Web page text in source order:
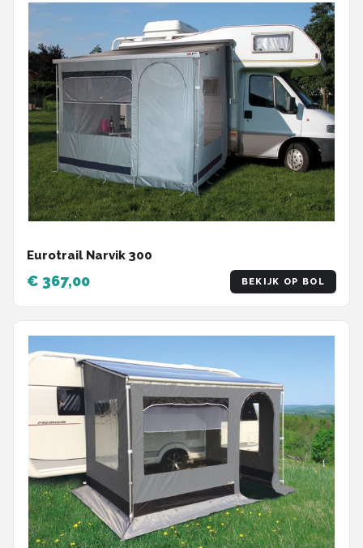
Eurotrail Narvik 300
€ 367,00 BEKIJK OP BOL